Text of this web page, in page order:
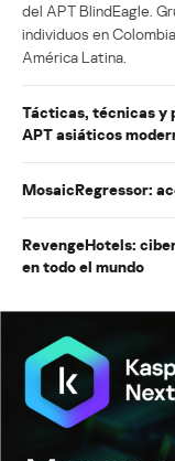
del APT BlindEagle.
individuos en
América Latina.
Tácticas, técnicas y
APT asiáticos
MosaicRegressor:
RevengeHotels:
en todo el mundo